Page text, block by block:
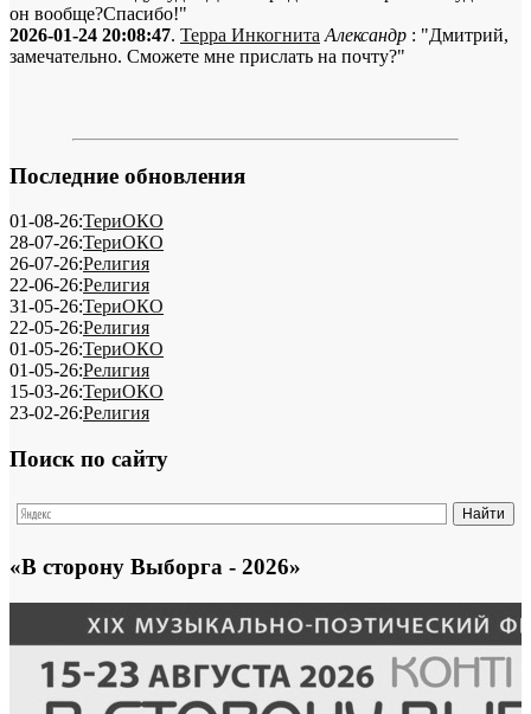
он вообще?Спасибо!"
2026-01-24 20:08:47. Терра Инкогнита Александр : "Дмитрий,
замечательно. Сможете мне прислать на почту?"
Последние обновления
01-08-26:ТериОКО
28-07-26:ТериОКО
26-07-26:Религия
22-06-26:Религия
31-05-26:ТериОКО
22-05-26:Религия
01-05-26:ТериОКО
01-05-26:Религия
15-03-26:ТериОКО
23-02-26:Религия
Поиск по сайту
«В сторону Выборга - 2026»